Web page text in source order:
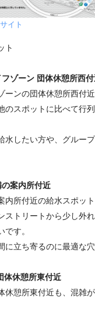
イト
ト
ゾーン 団体休憩所西
ーンの団体休憩所西付
のスポットに比べて行
水したい方や、グルー
案内所付近
内所付近の給水スポッ
ストリートから少し外
す。
に立ち寄るのに最適な穴
体休憩所東付近
休憩所東付近も、混雑